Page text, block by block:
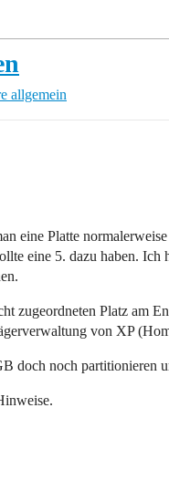
allgemein
eine Platte
eine 5. dazu haben. Ich
zugeordneten Platz am
von XP
doch noch partitionieren